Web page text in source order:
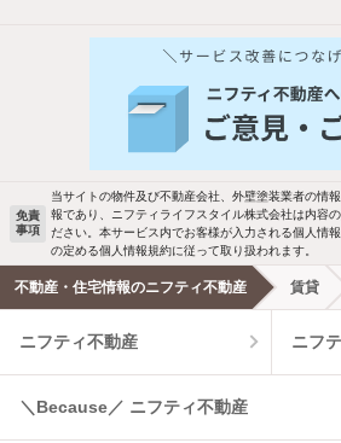
免責
事項
当サイトの物件及び不動産会社、外壁塗装業者の情
報であり、ニフティライフスタイル株式会社は内容
ださい。本サービス内でお客様が入力される個人情
の定める個人情報規約に従って取り扱われます。
不動産・住宅情報のニフティ不動産 賃貸
ニフティ不動産 ニフ
＼Because／ ニフティ不動産